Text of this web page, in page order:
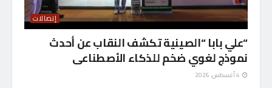
إتصالات
“علي بابا “الصينية تكشف النقاب عن أحدث
نموذج لغوي ضخم للذكاء الأصطناعى